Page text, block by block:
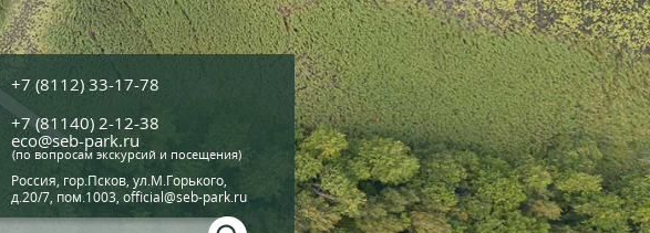
+7 (8112) 33-17-78
+7 (81140) 2-12-38
eco@seb-park.ru
(по вопросам экскурсий и посещения)
Россия, гор.Псков, ул.М.Горького,
д.20/7, пом.1003, official@seb-park.ru